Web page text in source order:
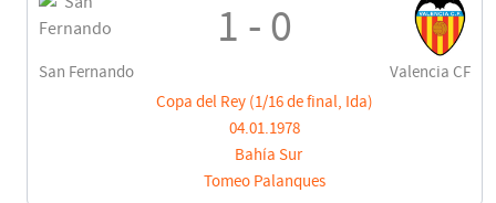
San Fernando
1 - 0
Valencia CF
Copa del Rey (1/16 de final, Ida)
04.01.1978
Bahía Sur
Tomeo Palanques